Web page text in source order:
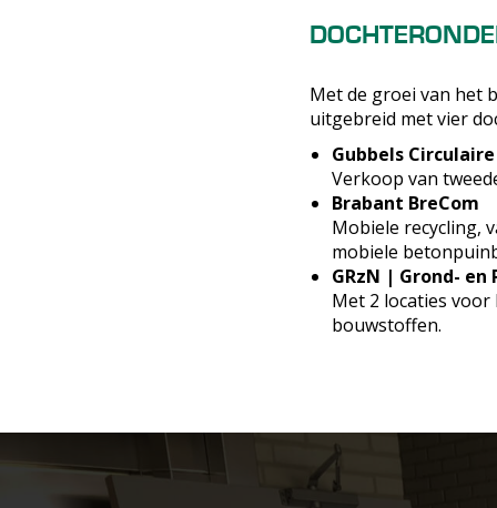
Met de groei van het
uitgebreid met vier
Gubbels
Verkoop van
Brabant BreCom
Mobiele recycling,
mobiele
GRzN | Grond-
Met 2 locaties
bouwstoffen.